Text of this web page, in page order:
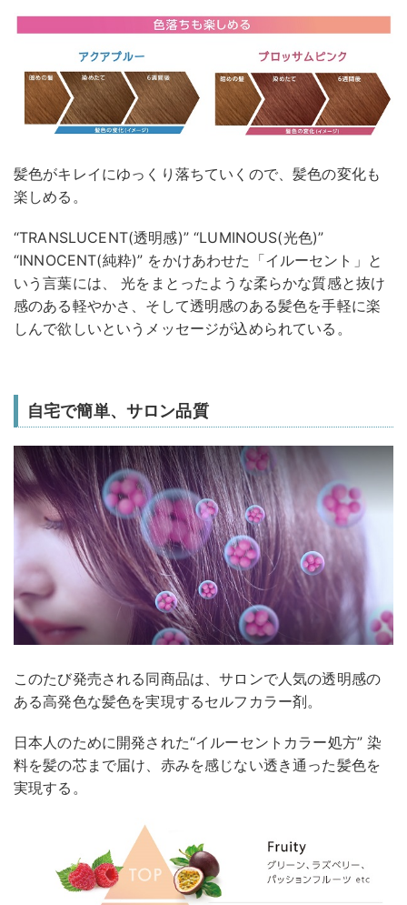
髪色がキレイにゆっくり落ちていくので、髪色の変化も
楽しめる。
“TRANSLUCENT(透明感)” “LUMINOUS(光色)”
“INNOCENT(純粋)” をかけあわせた「イルーセント」と
いう言葉には、 光をまとったような柔らかな質感と抜け
感のある軽やかさ、そして透明感のある髪色を手軽に楽
しんで欲しいというメッセージが込められている。
自宅で簡単、サロン品質
このたび発売される同商品は、サロンで人気の透明感の
ある高発色な髪色を実現するセルフカラー剤。
日本人のために開発された“イルーセントカラー処方” 染
料を髪の芯まで届け、赤みを感じない透き通った髪色を
実現する。